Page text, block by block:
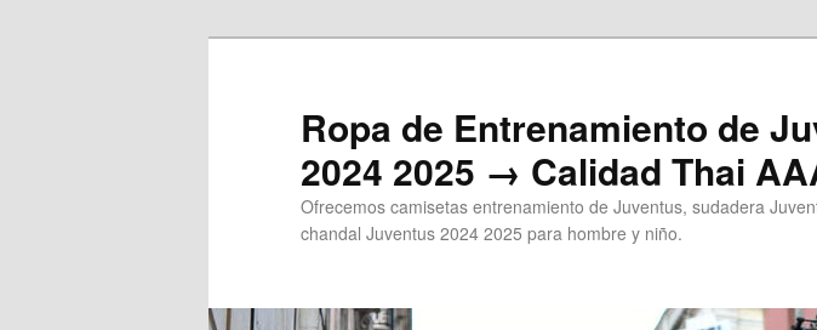
Ropa de Entrenamiento de
2024 2025 → Calidad Thai
Ofrecemos camisetas entrenamiento de Juventus, sudadera
chandal Juventus 2024 2025 para hombre y niño.